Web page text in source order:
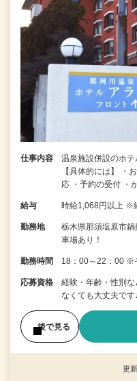
仕事内容
温泉施設併設のホテ
【具体的には】 ・
応 ・予約の受付 ・
給与 時給1,068円以上 ※
勤務地
栃木県那須塩原市
車場あり！
勤務時間 18：00～22：00 ※
応募資格
経験・年齢・性別
なくても大丈夫です
後で見る
更